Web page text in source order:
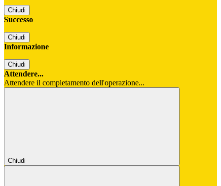
Chiudi
Successo
Chiudi
Informazione
Chiudi
Attendere...
Attendere il completamento dell'operazione...
Chiudi